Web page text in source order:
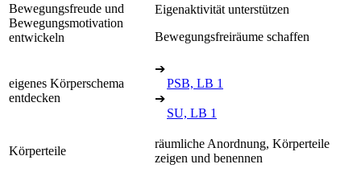
Bewegungsfreude und
Bewegungsmotivation
entwickeln
Eigenaktivität unterstützen
Bewegungsfreiräume schaffen
eigenes Körperschema
entdecken
➔
PSB, LB 1
➔
SU, LB 1
Körperteile
räumliche Anordnung, Körperteile
zeigen und benennen